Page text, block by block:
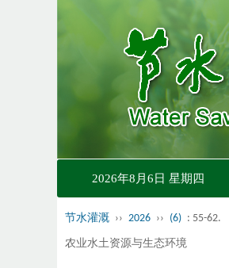
2026年8月6日 星期四
节水灌溉 ›› 2026 ›› (6) : 55-62.
农业水土资源与生态环境